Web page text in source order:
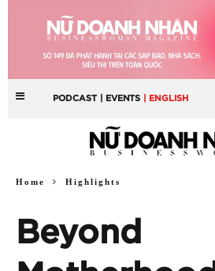
PODCAST | EVENTS | ENGLISH
Home Highlights
Beyond